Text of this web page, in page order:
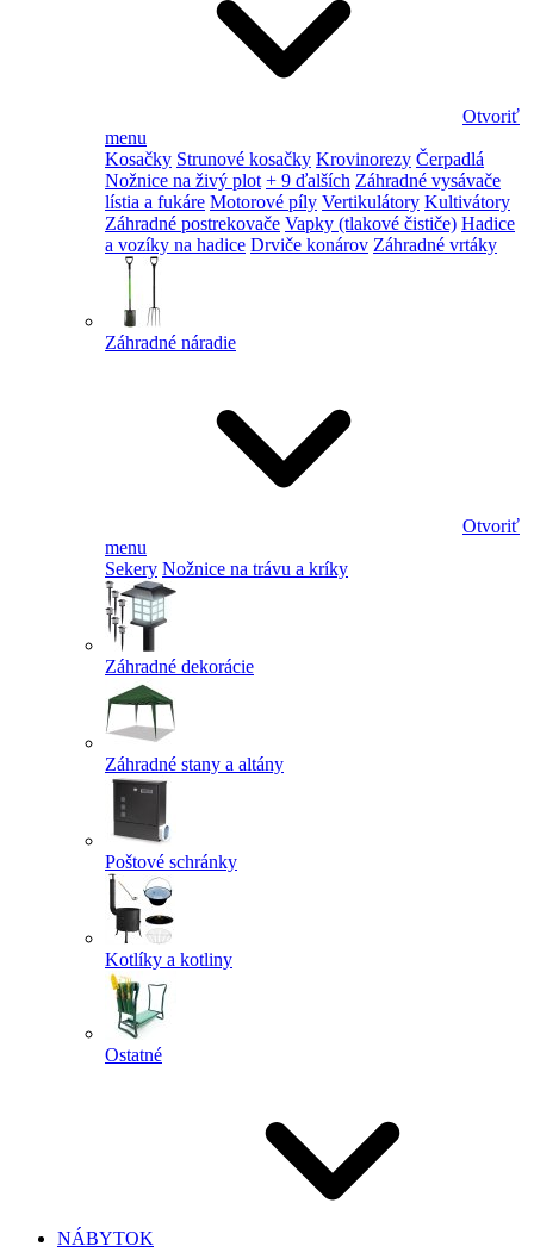
Otvoriť
menu
Kosačky Strunové kosačky Krovinorezy Čerpadlá
Nožnice na živý plot + 9 ďalších Záhradné vysávače
lístia a fukáre Motorové píly Vertikulátory Kultivátory
Záhradné postrekovače Vapky (tlakové čističe) Hadice
a vozíky na hadice Drviče konárov Záhradné vrtáky
Záhradné náradie
Otvoriť
menu
Sekery Nožnice na trávu a kríky
Záhradné dekorácie
Záhradné stany a altány
Poštové schránky
Kotlíky a kotliny
Ostatné
NÁBYTOK